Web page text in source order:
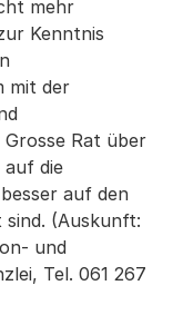
mehr
Kenntnis
mit der
Rat über
auf die
auf den
(Auskunft:
und
Tel. 061 267